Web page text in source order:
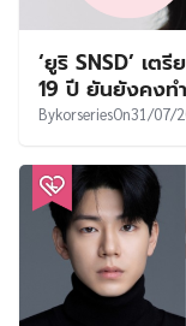
‘ยูริ SNSD’ เต
19 ปี ยันยังคงท
BykorseriesOn31/07/